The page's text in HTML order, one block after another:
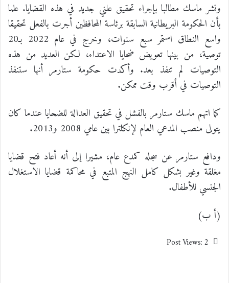
ونشر ماسك مطالبا بإجراء تحقيق علني جديد في هذه القضايا. علما
بأن الحكومة البريطانية السابقة برئاسة المحافظين أجرت بالفعل تحقيقا
واسع النطاق استمر سبع سنوات، وخرج في عام 2022 بـ20
توصية، من بينها تعويض ضحايا الاعتداء، لكن العديد من هذه
التوصيات لم تنفذ بعد. وأكدت حكومة ستارمر أنها ستنفذ
التوصيات في أقرب وقت ممكن.
كما اتهم ماسك ستارمر بالفشل في تحقيق العدالة للضحايا عندما كان
يتولى منصب المدعي العام لإنكلترا بين عامي 2008 و2013.
ودافع ستارمر عن سجله كمدع عام، مشيرا إلى أنه أعاد فتح قضايا
مغلقة وغير بشكل كامل النهج المتبع في محاكمة قضايا الاستغلال
الجنسي للأطفال.
(أ ب)
Post Views:2